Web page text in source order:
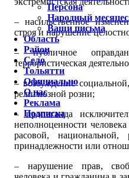
– насильственное
строя и нарушение
– публичное
террористическая
– возбуждение
религиозной розни;
– пропаганда
неполноценности
расовой, национальной,
принадлежности или
– нарушение прав,
Персона
Народный
Ваши письма
Область
Район
Село
Тольятти
Официально
О нас
Реклама
Подписка